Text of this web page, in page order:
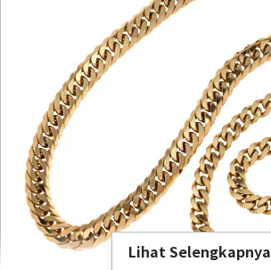
Lihat Selengkapnya